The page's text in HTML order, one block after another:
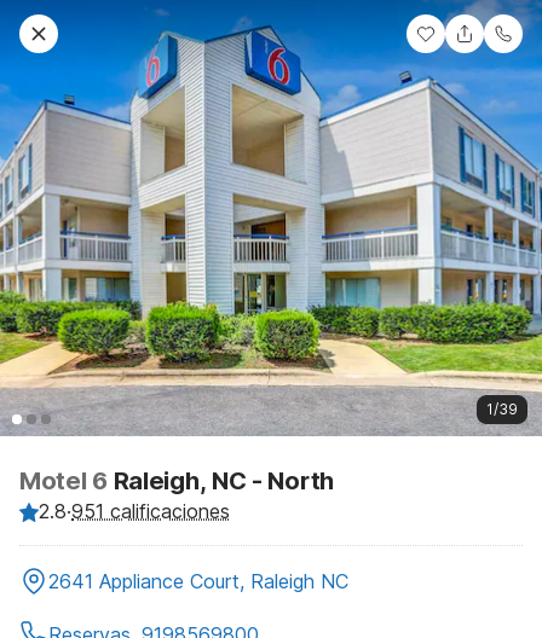
1/39
Motel 6 Raleigh, NC - North
2.8·951 calificaciones
2641 Appliance Court, Raleigh NC